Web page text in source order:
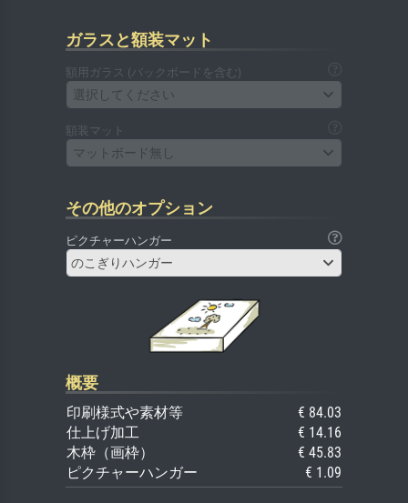
ガラスと額装マット
額用ガラス (バックボードを含む)
選択してください
額装マット
マットボード無し
その他のオプション
ピクチャーハンガー
のこぎりハンガー
概要
印刷様式や素材等
€ 84.03
仕上げ加工
€ 14.16
木枠（画枠）
€ 45.83
ピクチャーハンガー
€ 1.09